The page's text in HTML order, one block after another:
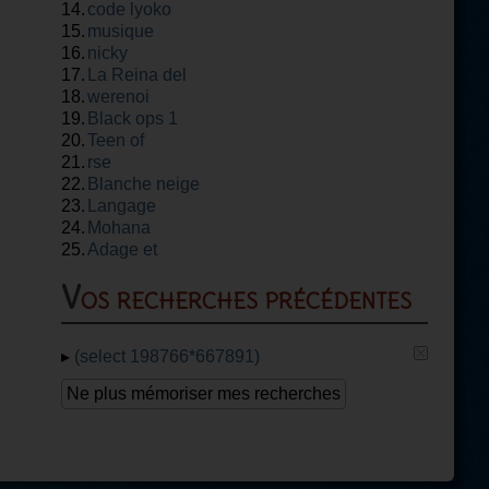
14. code lyoko
15. musique
16. nicky
17.
La Reina del
flow
18.werenoi
19. Black ops 1
20.Teen of
21. rse
22. Blanche neige
23.
Langage
24. Mohana
25. Adage et
Vos recherches précédentes
▸ (select 198766*667891)
Ne plus mémoriser mes recherches